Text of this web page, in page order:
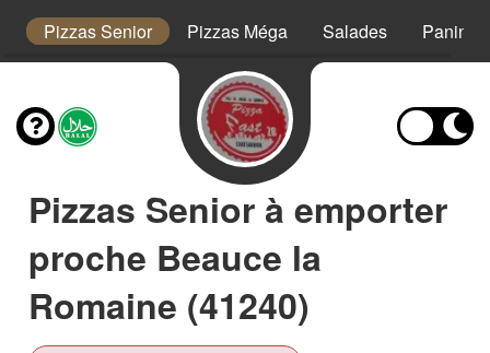
Pizzas Senior Pizzas Méga Salades Paninis
Pizzas Senior à emporter
proche Beauce la
Romaine (41240)